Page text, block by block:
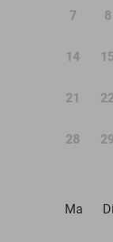
7 8
14 15
21 22
28 29
Ma
Di